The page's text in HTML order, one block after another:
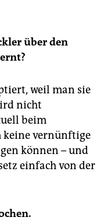
über den
weil man sie
nicht
beim
keine vernünftige
können – und
einfach von der